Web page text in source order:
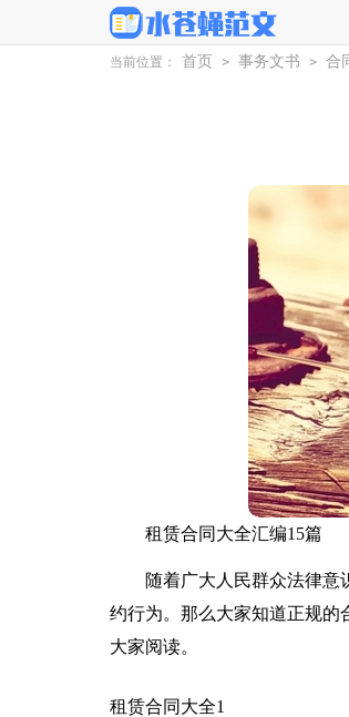
当前位置： 首页 > 事务文书 > 合
租赁合同大全汇编15篇
随着广大人民群众法律
约行为。那么大家知道正规的
大家阅读。
租赁合同大全1